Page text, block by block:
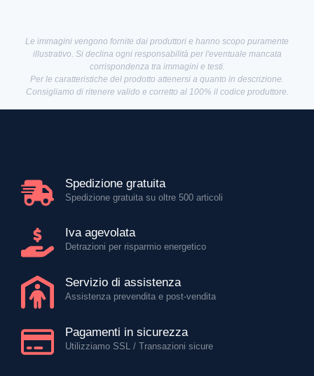
Le immagini vengono fornite dai produttori e hanno scopo puramente
illustrativo. Si declina ogni responsabilità per l'eventuale mancata
corrispondenza tra immagini e testi.
Per le caratteristiche del prodotto attenersi a quanto in descrizione.
Consigliamo di ritenere valido e corretto al 100% il codice produttore.
Spedizione gratuita
Spedizione gratuita su oltre 500 articoli
Iva agevolata
Detrazioni per risparmio energetico
Servizio di assistenza
Assistenza prevendita e post-vendita
Pagamenti in sicurezza
Utilizziamo SSL / Transazioni sicure